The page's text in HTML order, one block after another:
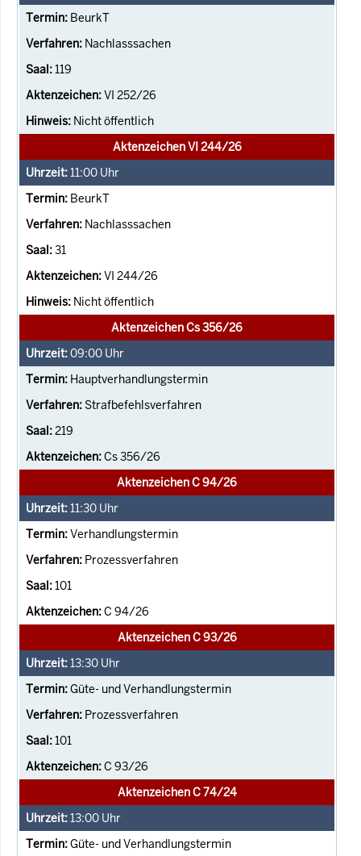
BeurkT
Nachlasssachen
119
VI 252/26
Nicht öffentlich
Aktenzeichen VI 244/26
11:00 Uhr
BeurkT
Nachlasssachen
31
VI 244/26
Nicht öffentlich
Aktenzeichen Cs 356/26
09:00 Uhr
Hauptverhandlungstermin
Strafbefehlsverfahren
219
Cs 356/26
Aktenzeichen C 94/26
11:30 Uhr
Verhandlungstermin
Prozessverfahren
101
C 94/26
Aktenzeichen C 93/26
13:30 Uhr
Güte- und Verhandlungstermin
Prozessverfahren
101
C 93/26
Aktenzeichen C 74/24
13:00 Uhr
Güte- und Verhandlungstermin